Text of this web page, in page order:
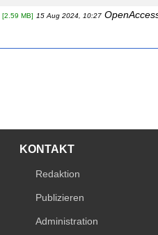
[2.59 MB] 15 Aug 2024, 10:27
KONTAKT
Redaktion
Publizieren
Administration